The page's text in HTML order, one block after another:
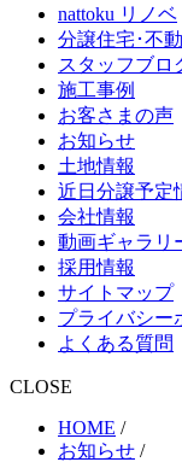
nattoku リノベ
分譲住宅･不
スタッフブロ
施工事例
お客さまの声
お知らせ
土地情報
近日分譲予定
会社情報
動画ギャラリ
採用情報
サイトマップ
プライバシー
よくある質問
CLOSE
HOME /
お知らせ /